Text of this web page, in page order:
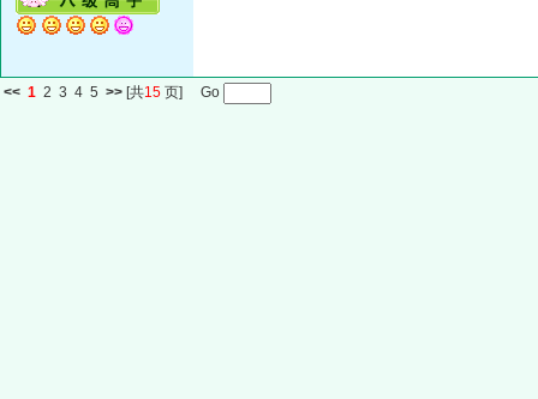
<< 1 2 3 4 5 >> [共15 页] Go